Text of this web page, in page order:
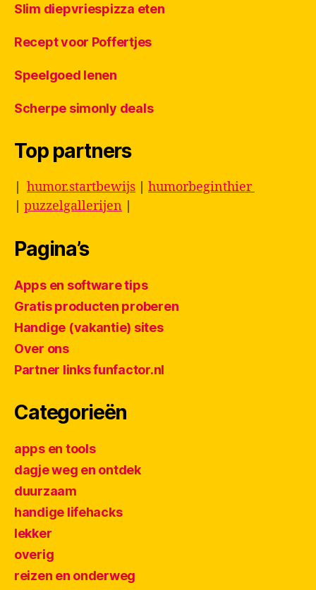
Slim diepvriespizza eten
Recept voor Poffertjes
Speelgoed lenen
Scherpe simonly deals
Top partners
| humor.startbewijs | humorbeginthier
| puzzelgallerijen |
Pagina’s
Apps en software tips
Gratis producten proberen
Handige (vakantie) sites
Over ons
Partner links funfactor.nl
Categorieën
apps en tools
dagje weg en ontdek
duurzaam
handige lifehacks
lekker
overig
reizen en onderweg